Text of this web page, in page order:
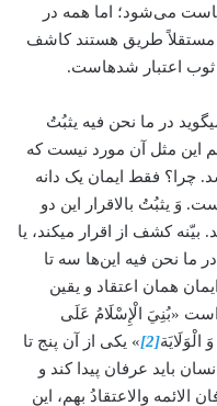
می‌شود؛ اما همه در
مستقلاً طریق هستند کاشف
ثوب اعتبار شده­است.
در ما نحن فیه یثبُتُ
این مثل آن مورد نیست که
چرا؟ فقط ایمان یک دانه
وَ یثبُتُ بالاقرار این دو
کشف از اقرار می­کند، یا
ما نحن فیه این‌ها سه تا
همان اعتقاد و یقین
«بُنِيَ الْإِسْلَامُ عَلَى
[2]
»‏ یكی از آن پنج تا
باید عرفان پیدا کند و
الائمه والاعتقادُ بهم، این